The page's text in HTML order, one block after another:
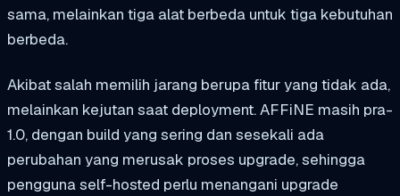
sama, melainkan tiga alat berbeda untuk tiga kebutuhan
berbeda.
Akibat salah memilih jarang berupa fitur yang tidak ada,
melainkan kejutan saat deployment. AFFiNE masih pra-
1.0, dengan build yang sering dan sesekali ada
perubahan yang merusak proses upgrade, sehingga
pengguna self-hosted perlu menangani upgrade